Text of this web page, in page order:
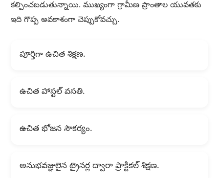
కల్పించబడుతున్నాయి. ముఖ్యంగా గ్రామీణ ప్రాంతాల యువతకు
ఇది గొప్ప అవకాశంగా చెప్పుకోవచ్చు.
పూర్తిగా ఉచిత శిక్షణ.
ఉచిత హాస్టల్ వసతి.
ఉచిత భోజన సౌకర్యం.
అనుభవజ్ఞులైన ట్రైనర్ల ద్వారా ప్రాక్టికల్ శిక్షణ.